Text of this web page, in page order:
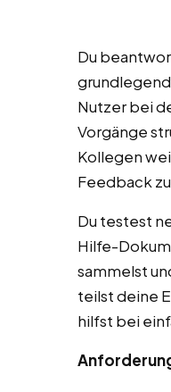
Du
Nutzer bei
Vorgänge
Kollegen
Feedback
Du testest
Hilfe-
sammelst
teilst deine
hilfst bei